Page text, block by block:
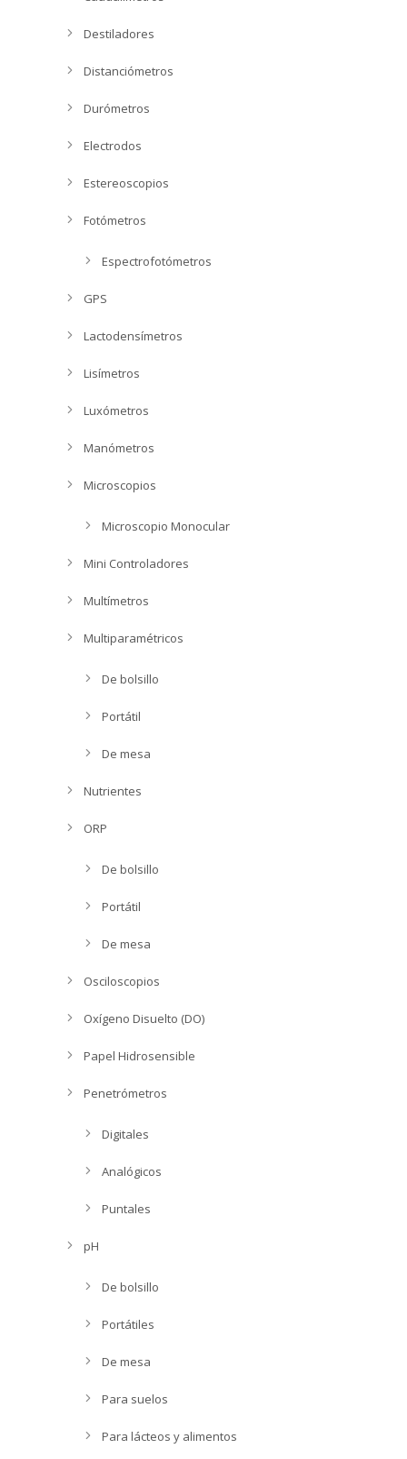
Destiladores
Distanciómetros
Durómetros
Electrodos
Estereoscopios
Fotómetros
Espectrofotómetros
GPS
Lactodensímetros
Lisímetros
Luxómetros
Manómetros
Microscopios
Microscopio Monocular
Mini Controladores
Multímetros
Multiparamétricos
De bolsillo
Portátil
De mesa
Nutrientes
ORP
De bolsillo
Portátil
De mesa
Osciloscopios
Oxígeno Disuelto (DO)
Papel Hidrosensible
Penetrómetros
Digitales
Analógicos
Puntales
pH
De bolsillo
Portátiles
De mesa
Para suelos
Para lácteos y alimentos